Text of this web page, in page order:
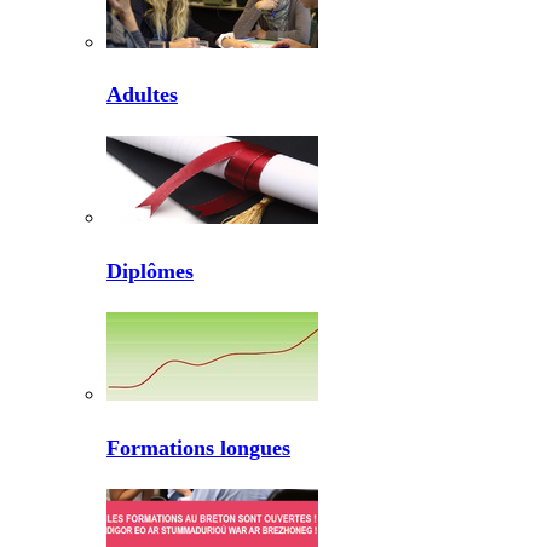
Adultes
Diplômes
Formations longues